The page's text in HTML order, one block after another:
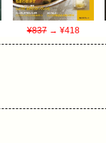
¥837→ ¥418